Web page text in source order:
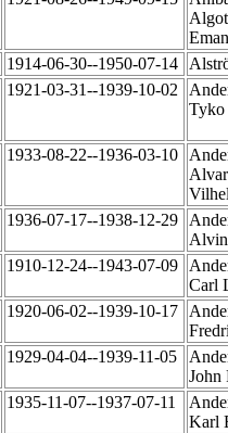
Algot
1914-06-30--1950-07-14
1921-03-31--1939-10-02
Tyko
1933-08-22--1936-03-10
1936-07-17--1938-12-29
1910-12-24--1943-07-09
Carl
1920-06-02--1939-10-17
1929-04-04--1939-11-05
John
1935-11-07--1937-07-11
Karl